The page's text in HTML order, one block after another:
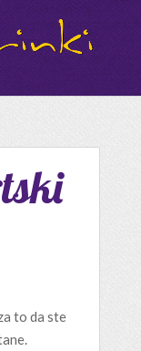
to da ste